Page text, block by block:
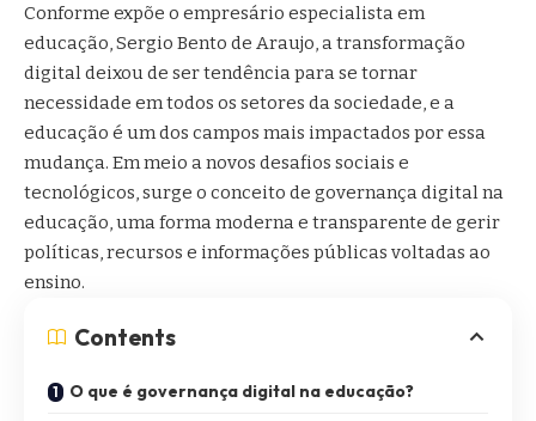
Conforme expõe o empresário especialista em
educação, Sergio Bento de Araujo, a transformação
digital deixou de ser tendência para se tornar
necessidade em todos os setores da sociedade, e a
educação é um dos campos mais impactados por essa
mudança. Em meio a novos desafios sociais e
tecnológicos, surge o conceito de governança digital na
educação, uma forma moderna e transparente de gerir
políticas, recursos e informações públicas voltadas ao
ensino.
Contents
O que é governança digital na educação?